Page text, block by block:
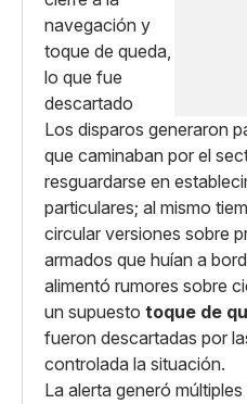
Los disparos generaron
que caminaban por el
resguardarse en
particulares; al mismo
circular versiones sobre
armados que huían a
alimentó rumores sobre
un supuesto toque de
fueron descartadas por
controlada la situación.
La alerta generó